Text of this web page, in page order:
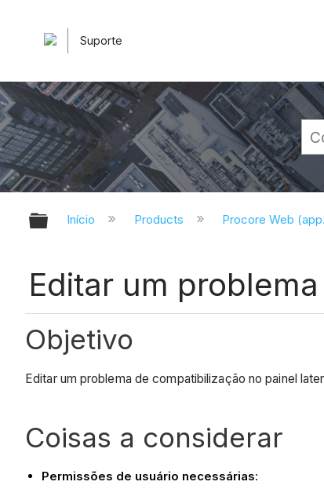
Suporte
Expandir/recolher hierarquia
Início Products Procore Web
Editar um
Objetivo
Editar um problema de compatibilização no painel
Coisas a considerar
Permissões de usuário necessárias: